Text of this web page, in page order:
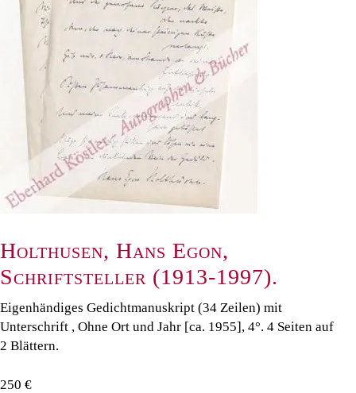
Holthusen, Hans Egon,
Schriftsteller (1913-1997).
Eigenhändiges Gedichtmanuskript (34 Zeilen) mit
Unterschrift , Ohne Ort und Jahr [ca. 1955], 4°. 4 Seiten auf
2 Blättern.
250 €